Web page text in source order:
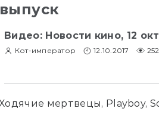
Видео: Новости кино, 12
Кот-император 12.10.2017
мертвецы, Playboy,